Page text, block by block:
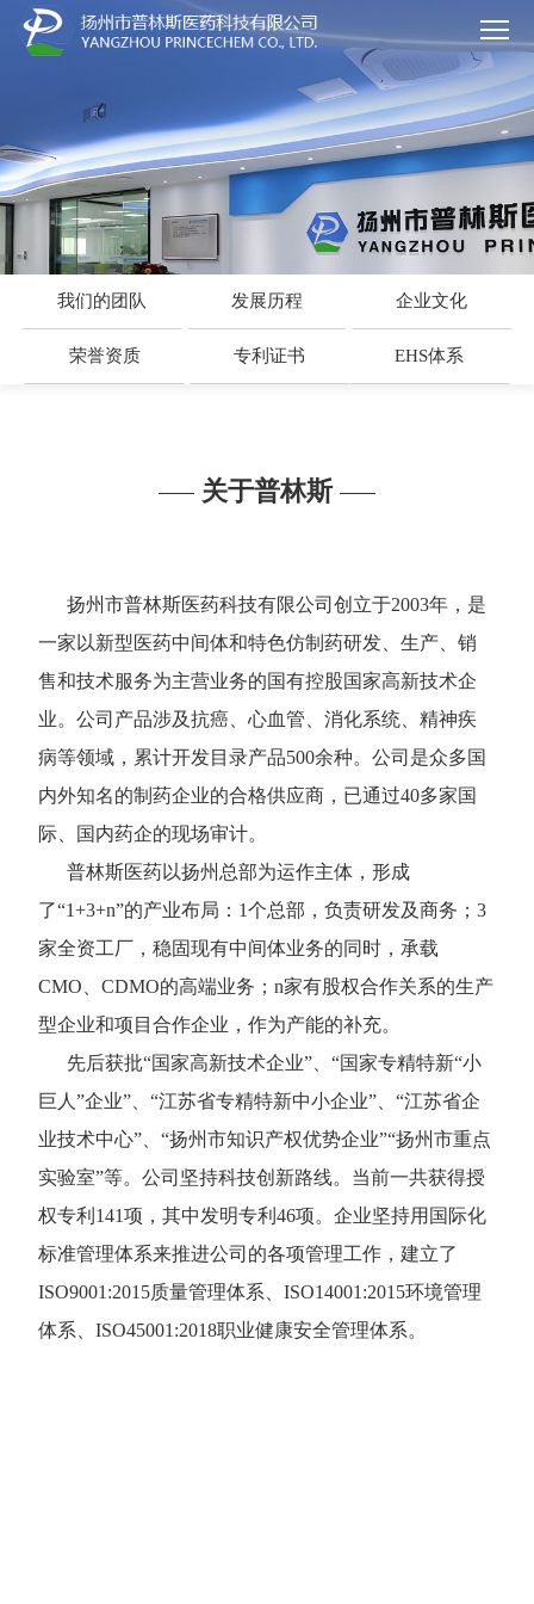
我们的团队 发展历程 企业文化
荣誉资质 专利证书 EHS体系
关于普林斯
扬州市普林斯医药科技有限公司创立于2003年，是
一家以新型医药中间体和特色仿制药研发、生产、销
售和技术服务为主营业务的国有控股国家高新技术企
业。公司产品涉及抗癌、心血管、消化系统、精神疾
病等领域，累计开发目录产品500余种。公司是众多国
内外知名的制药企业的合格供应商，已通过40多家国
际、国内药企的现场审计。
普林斯医药以扬州总部为运作主体，形成
了“1+3+n”的产业布局：1个总部，负责研发及商务；3
家全资工厂，稳固现有中间体业务的同时，承载
CMO、CDMO的高端业务；n家有股权合作关系的生产
型企业和项目合作企业，作为产能的补充。
先后获批“国家高新技术企业”、“国家专精特新“小
巨人”企业”、“江苏省专精特新中小企业”、“江苏省企
业技术中心”、“扬州市知识产权优势企业”“扬州市重点
实验室”等。公司坚持科技创新路线。当前一共获得授
权专利141项，其中发明专利46项。企业坚持用国际化
标准管理体系来推进公司的各项管理工作，建立了
ISO9001:2015质量管理体系、ISO14001:2015环境管理
体系、ISO45001:2018职业健康安全管理体系。